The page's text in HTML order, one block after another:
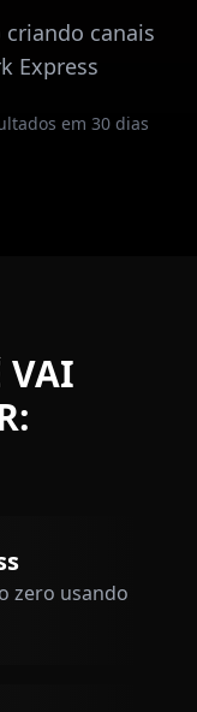
canais
Express
em 30 dias
VAI
zero usando